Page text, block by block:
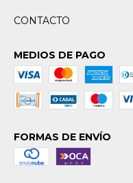
CONTACTO
MEDIOS DE PAGO
FORMAS DE ENVÍO